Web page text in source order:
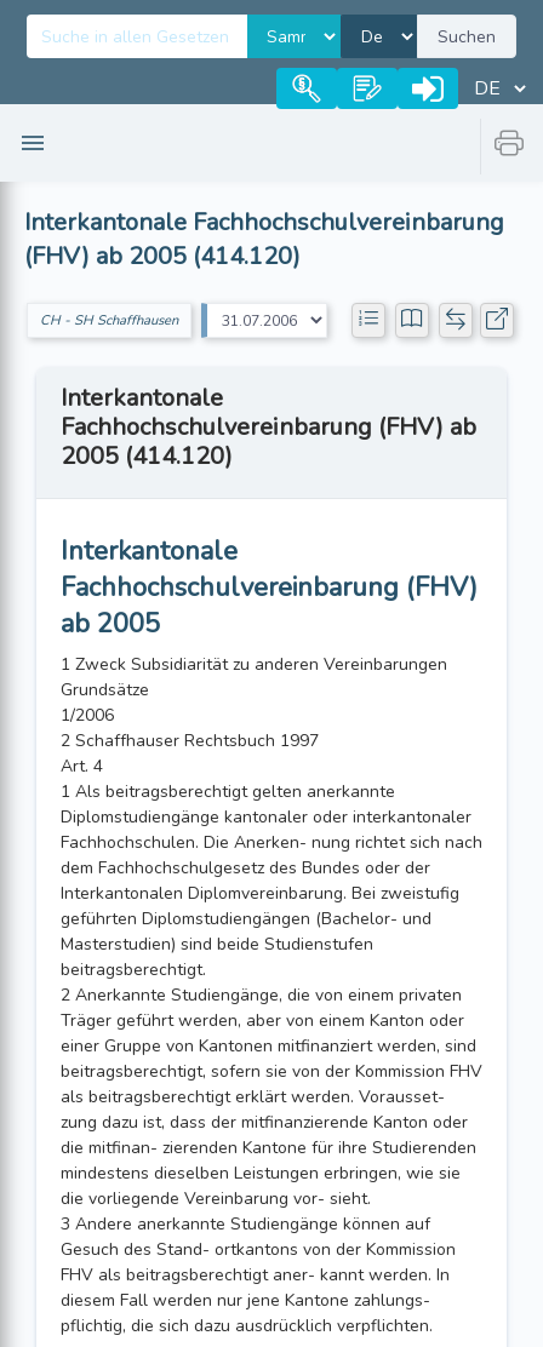
Suchen
Interkantonale Fachhochschulvereinbarung
(FHV) ab 2005 (414.120)
CH - SH Schaffhausen
Interkantonale
Fachhochschulvereinbarung (FHV) ab
2005 (414.120)
Interkantonale
Fachhochschulvereinbarung (FHV)
ab 2005
1 Zweck Subsidiarität zu anderen Vereinbarungen
Grundsätze
1/2006
2 Schaffhauser Rechtsbuch 1997
Art. 4
1 Als beitragsberechtigt gelten anerkannte
Diplomstudiengänge kantonaler oder interkantonaler
Fachhochschulen. Die Anerken- nung richtet sich nach
dem Fachhochschulgesetz des Bundes oder der
Interkantonalen Diplomvereinbarung. Bei zweistufig
geführten Diplomstudiengängen (Bachelor- und
Masterstudien) sind beide Studienstufen
beitragsberechtigt.
2 Anerkannte Studiengänge, die von einem privaten
Träger geführt werden, aber von einem Kanton oder
einer Gruppe von Kantonen mitfinanziert werden, sind
beitragsberechtigt, sofern sie von der Kommission FHV
als beitragsberechtigt erklärt werden. Vorausset-
zung dazu ist, dass der mitfinanzierende Kanton oder
die mitfinan- zierenden Kantone für ihre Studierenden
mindestens dieselben Leistungen erbringen, wie sie
die vorliegende Vereinbarung vor- sieht.
3 Andere anerkannte Studiengänge können auf
Gesuch des Stand- ortkantons von der Kommission
FHV als beitragsberechtigt aner- kannt werden. In
diesem Fall werden nur jene Kantone zahlungs-
pflichtig, die sich dazu ausdrücklich verpflichten.